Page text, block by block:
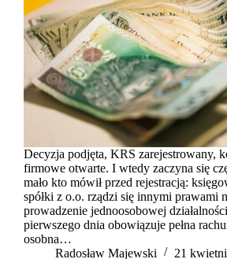
Decyzja podjęta, KRS zarejestrowany,
firmowe otwarte. I wtedy zaczyna się
mało kto mówił przed rejestracją:
spółki z o.o. rządzi się innymi prawami
prowadzenie jednoosobowej
pierwszego dnia obowiązuje pełna
osobna…
Radosław Majewski
21